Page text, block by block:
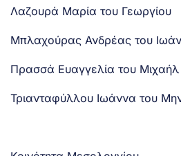
Λαζουρά Μαρία του Γεωργίου
Μπλαχούρας Ανδρέας του
Πρασσά Ευαγγελία του Μιχαήλ
Τριανταφύλλου Ιωάννα του